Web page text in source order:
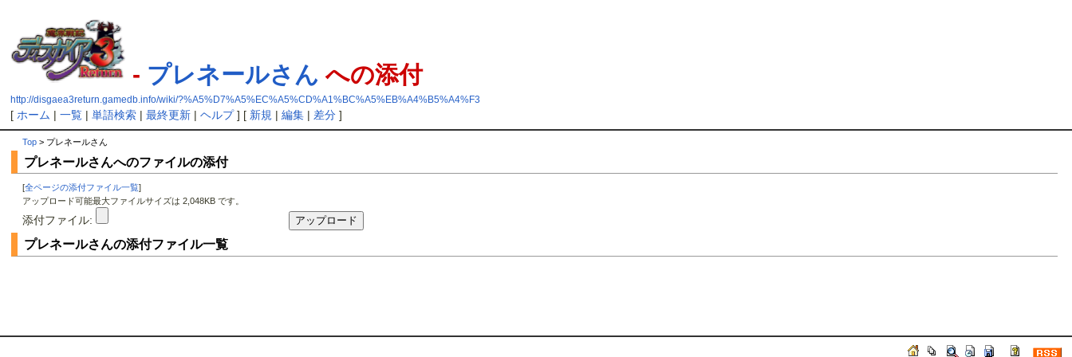
- プレネールさん への添付
http://disgaea3return.gamedb.info/wiki/?%A5%D7%A5%EC%A5%CD%A1%BC%A5%EB%A4%B5%A4%F3
[ ホーム |一覧 |単語検索 |最終更新 |ヘルプ] [ 新規 |編集 | 差分 ]
Top > プレネールさん
プレネールさんへのファイルの添付
[全ページの添付ファイル一覧]
アップロード可能最大ファイルサイズは 2,048KB です。
添付ファイル:
プレネールさんの添付ファイル一覧